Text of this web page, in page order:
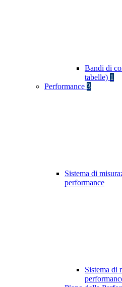
Bandi di
tabelle) 1
Performance 3
Sistema di
performance
Sistema di